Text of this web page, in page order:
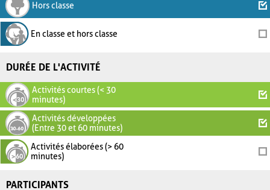
Hors classe
En classe et hors classe
DURÉE DE L'ACTIVITÉ
Activités courtes (< 30
minutes)
Activités développées
(Entre 30 et 60 minutes)
Activités élaborées (> 60
minutes)
PARTICIPANTS